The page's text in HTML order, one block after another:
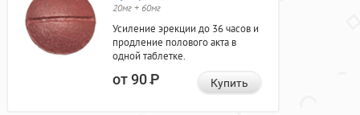
20мг + 60мг
Усиление эрекции до 36 часов и
продление полового акта в
одной таблетке.
от 90Р Купить